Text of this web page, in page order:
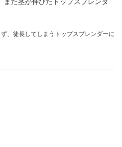
また茎が伸びたトップスプレンダ
、徒長してしまうトップスプレンダーに